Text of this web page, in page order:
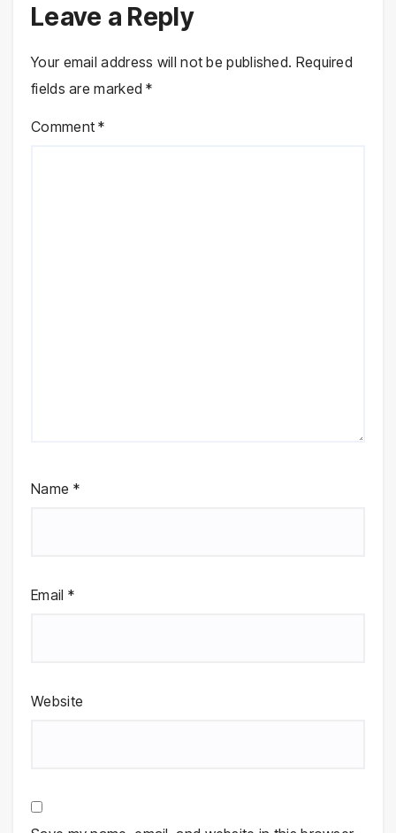
Leave a Reply
Your email address will not be published. Required
fields are marked*
Comment*
Name *
Email *
Website